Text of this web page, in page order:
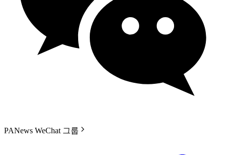
PANews WeChat 그룹